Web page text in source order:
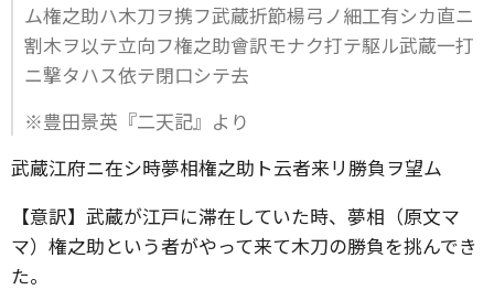
ム権之助ハ木刀ヲ携フ武蔵折節楊弓ノ細工有シカ直ニ
割木ヲ以テ立向フ権之助會訳モナク打テ駆ル武蔵一打
ニ撃タハス依テ閉口シテ去
※豊田景英『二天記』より
武蔵江府ニ在シ時夢相権之助ト云者来リ勝負ヲ望ム
【意訳】武蔵が江戸に滞在していた時、夢相（原文マ
マ）権之助という者がやって来て木刀の勝負を挑んでき
た。